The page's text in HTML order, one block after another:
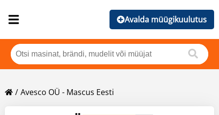
Avalda müügikuulutus
Avesco OÜ - Mascus Eesti